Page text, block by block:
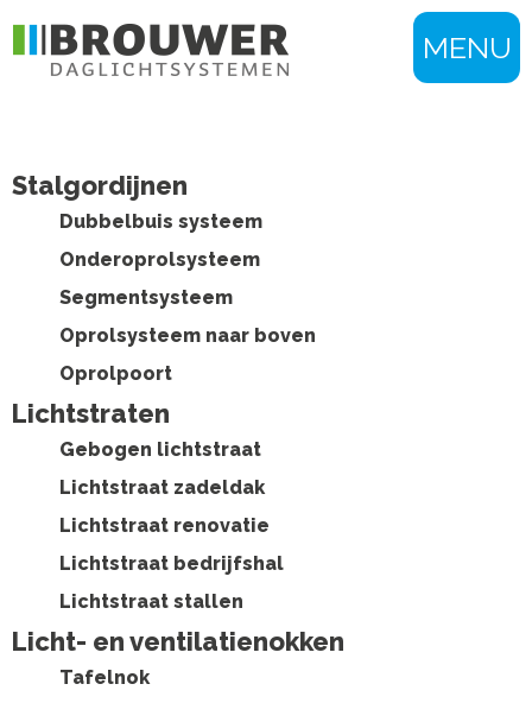
MENU
Stalgordijnen
Dubbelbuis systeem
Onderoprolsysteem
Segmentsysteem
Oprolsysteem naar boven
Oprolpoort
Lichtstraten
Gebogen lichtstraat
Lichtstraat zadeldak
Lichtstraat renovatie
Lichtstraat bedrijfshal
Lichtstraat stallen
Licht- en ventilatienokken
Tafelnok